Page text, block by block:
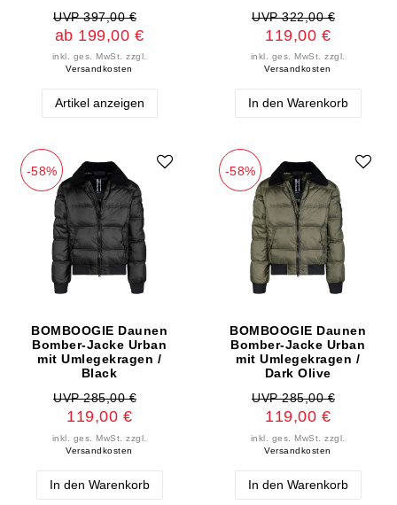
UVP 397,00 €
ab 199,00 €
inkl. ges. MwSt. zzgl.
Versandkosten
Artikel anzeigen
UVP 322,00 €
119,00 €
inkl. ges. MwSt. zzgl.
Versandkosten
In den Warenkorb
-58%
BOMBOOGIE Daunen
Bomber-Jacke Urban
mit Umlegekragen /
Black
UVP 285,00 €
119,00 €
inkl. ges. MwSt.
zzgl.
Versandkosten
In den Warenkorb
-58%
BOMBOOGIE Daunen
Bomber-Jacke Urban
mit Umlegekragen /
Dark Olive
UVP 285,00 €
119,00 €
inkl. ges. MwSt.
zzgl.
Versandkosten
In den Warenkorb